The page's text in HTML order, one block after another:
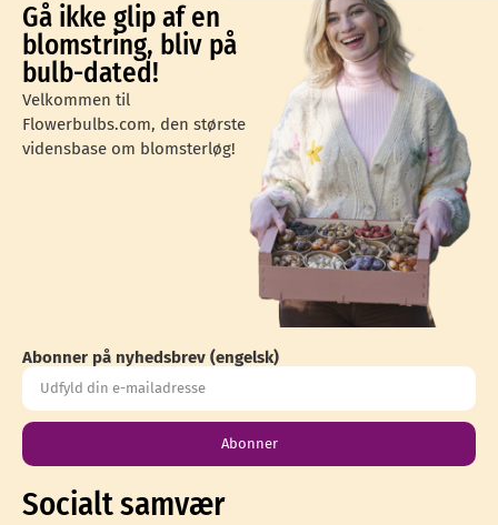
Gå ikke glip af en
blomstring, bliv på
bulb-dated!
Velkommen til
Flowerbulbs.com, den største
vidensbase om blomsterløg!
Abonner på nyhedsbrev (engelsk)
Abonner
Socialt samvær